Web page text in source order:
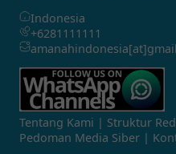
Indonesia
+6281111111
Tentang Kami | Struktur
Pedoman Media Siber |